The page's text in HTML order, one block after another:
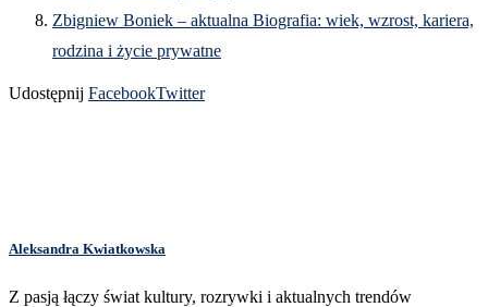
Zbigniew Boniek – aktualna Biografia: wiek, wzrost, kariera,
rodzina i życie prywatne
Udostępnij FacebookTwitter
Aleksandra Kwiatkowska
Z pasją łączy świat kultury, rozrywki i aktualnych trendów